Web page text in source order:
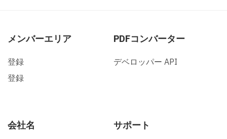
メンバーエリア
登録
登録
PDFコンバーター
デベロッパー API
会社名 サポート